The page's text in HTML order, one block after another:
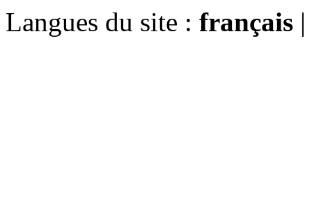
Langues du site : français |